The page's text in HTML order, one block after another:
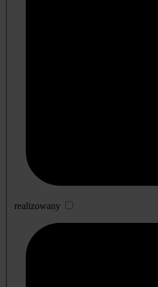
realizowany